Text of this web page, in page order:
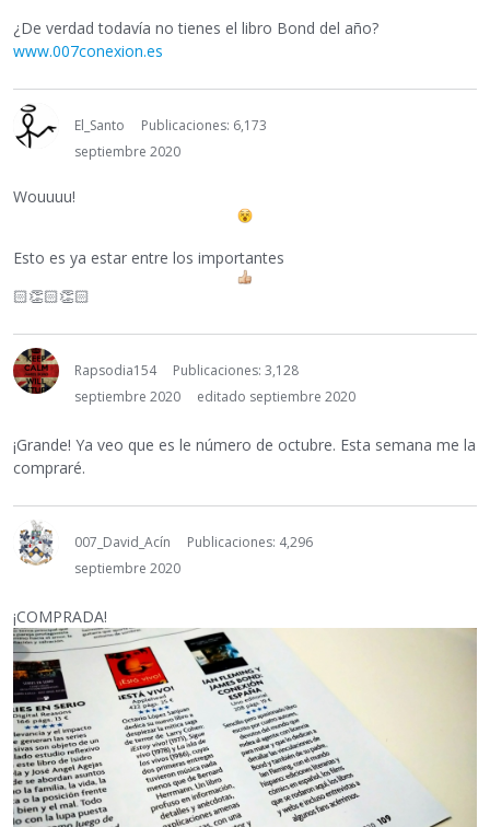
¿De verdad todavía no tienes el libro Bond del año?
www.007conexion.es
El_Santo
Publicaciones: 6,173
septiembre 2020
Wouuuu!
Esto es ya estar entre los importantes
🏻👏🏻👏🏻
Rapsodia154
Publicaciones: 3,128
septiembre 2020
editado septiembre 2020
¡Grande! Ya veo que es le número de octubre. Esta semana me la
compraré.
007_David_Acín
Publicaciones: 4,296
septiembre 2020
¡COMPRADA!